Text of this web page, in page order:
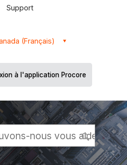
Support
(Français)
à l'application Procore